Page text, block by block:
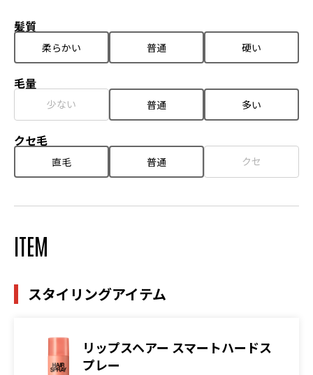
髪質
柔らかい 普通 硬い
毛量
少ない 普通 多い
クセ毛
直毛 普通 クセ
ITEM
スタイリングアイテム
リップスヘアー スマートハードス
プレー